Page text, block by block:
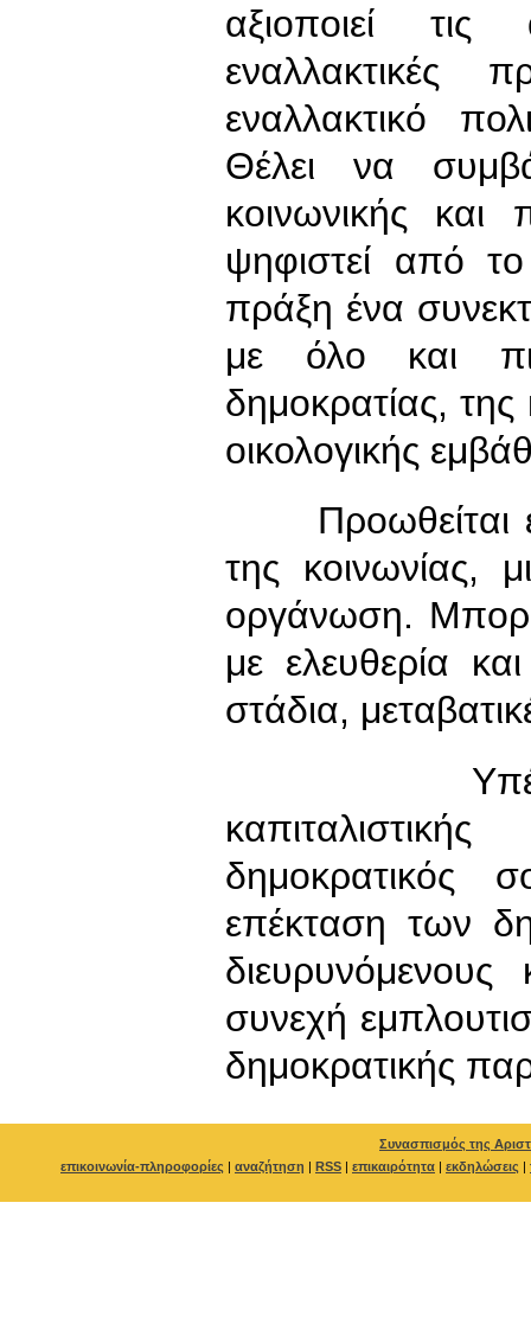
αξιοποιεί τις
εναλλακτικές
εναλλακτικό
Θέλει να
κοινωνικής και
ψηφιστεί από
πράξη ένα
με όλο και
δημοκρατίας, της
οικολογικής
Προωθείται
της κοινωνίας,
οργάνωση.
με ελευθερία
στάδια,
Υπέρβαση
δημοκρατικός
επέκταση των
διευρυνόμενους
συνεχή
δημοκρατικής
Συνασπισμός της
επικοινωνία-πληροφορίες | αναζήτηση | RSS | επικαιρότητα | εκδηλώσεις |